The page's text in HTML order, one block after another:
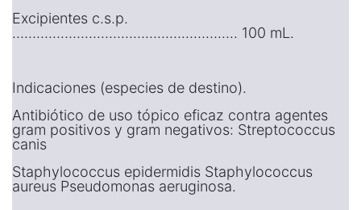
Excipientes c.s.p.
……………………………………………….. 100 mL.
Indicaciones (especies de destino).
Antibiótico de uso tópico eficaz contra agentes
gram positivos y gram negativos: Streptococcus
canis
Staphylococcus epidermidis Staphylococcus
aureus Pseudomonas aeruginosa.